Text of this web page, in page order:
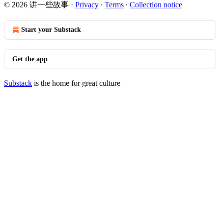
© 2026 讲一些故事 · Privacy ∙ Terms ∙ Collection notice
Start your Substack
Get the app
Substack is the home for great culture